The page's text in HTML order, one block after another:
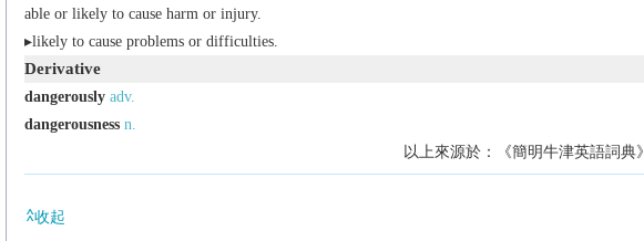
able or likely to cause harm or injury.
▸likely to cause problems or difficulties.
Derivative
dangerously adv.
dangerousness n.
以上來源於：《簡明牛津英語詞典》
收起